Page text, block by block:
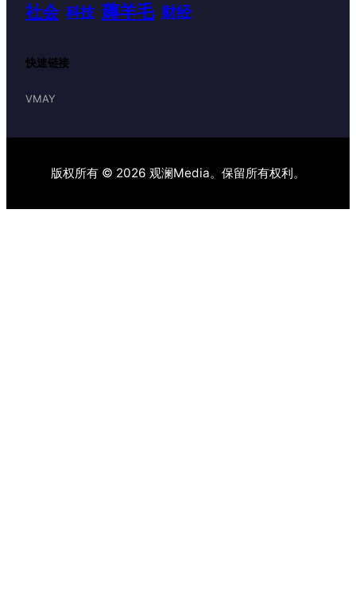
社会 科技 薅羊毛 财经
快速链接
VMAY
版权所有 © 2026 观澜Media。保留所有权利。